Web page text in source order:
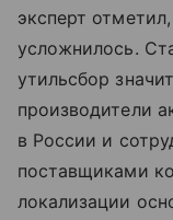
эксперт
усложнилось.
утильсбор
производители
в России и
поставщиками
локализации